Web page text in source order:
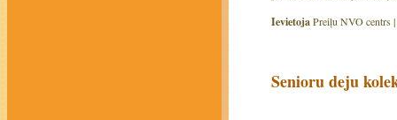
IevietojaPreiļu NVO centrs |
Senioru deju